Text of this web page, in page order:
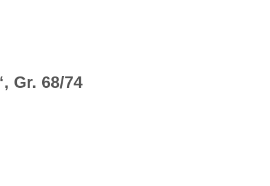
Gr. 68/74